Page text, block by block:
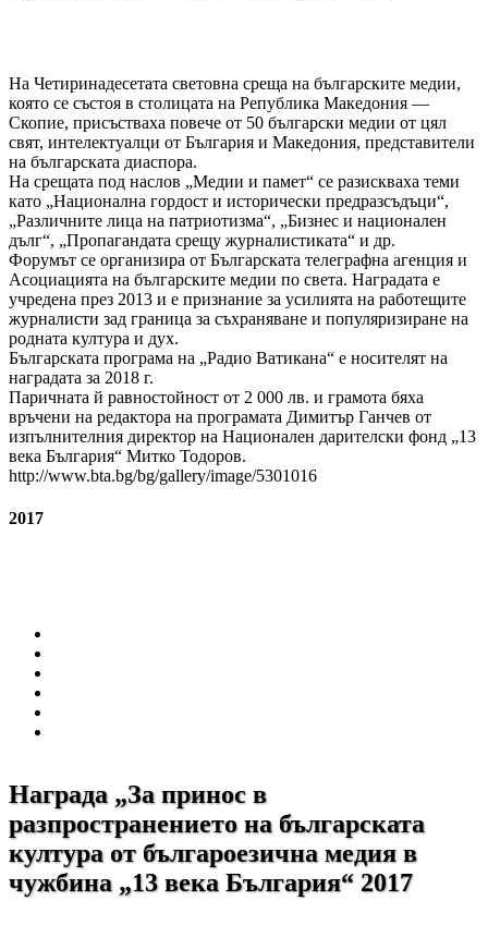
На Четиринадесетата световна среща на българските медии,
която се състоя в столицата на Република Македония ―
Скопие, присъстваха повече от 50 български медии от цял
свят, интелектуалци от България и Македония, представители
на българската диаспора.
На срещата под наслов „Медии и памет“ се разискваха теми
като „Национална гордост и исторически предразсъдъци“,
„Различните лица на патриотизма“, „Бизнес и национален
дълг“, „Пропагандата срещу журналистиката“ и др.
Форумът се организира от Българската телеграфна агенция и
Асоциацията на българските медии по света. Наградата е
учредена през 2013 и е признание за усилията на работещите
журналисти зад граница за съхраняване и популяризиране на
родната култура и дух.
Българската програма на „Радио Ватикана“ е носителят на
наградата за 2018 г.
Паричната й равностойност от 2 000 лв. и грамота бяха
връчени на редактора на програмата Димитър Ганчев от
изпълнителния директор на Национален дарителски фонд „13
века България“ Митко Тодоров.
http://www.bta.bg/bg/gallery/image/5301016
2017
Награда „За принос в
разпространението на българската
култура от българоезична медия в
чужбина „13 века България“ 2017